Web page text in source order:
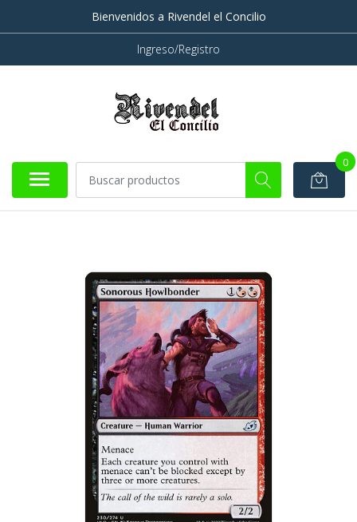
Bienvenidos a Rivendel el Concilio
Ingreso/Registro
0